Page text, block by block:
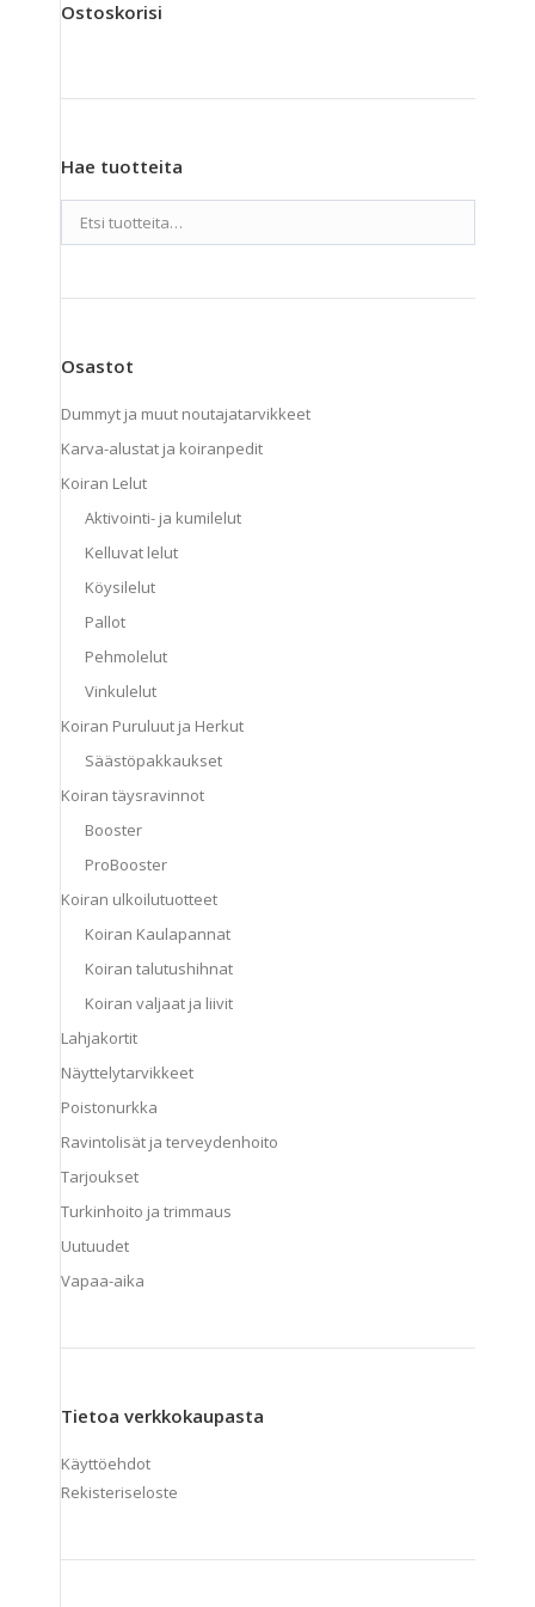
tuotteen
Ostoskorisi
Hae tuotteita
Osastot
Dummyt ja muut noutajatarvikkeet
Karva-alustat ja koiranpedit
Koiran Lelut
Aktivointi- ja kumilelut
Kelluvat lelut
Köysilelut
Pallot
Pehmolelut
Vinkulelut
Koiran Puruluut ja Herkut
Säästöpakkaukset
Koiran täysravinnot
Booster
ProBooster
Koiran ulkoilutuotteet
Koiran Kaulapannat
Koiran talutushihnat
Koiran valjaat ja liivit
Lahjakortit
Näyttelytarvikkeet
Poistonurkka
Ravintolisät ja terveydenhoito
Tarjoukset
Turkinhoito ja trimmaus
Uutuudet
Vapaa-aika
Tietoa verkkokaupasta
Käyttöehdot
Rekisteriseloste